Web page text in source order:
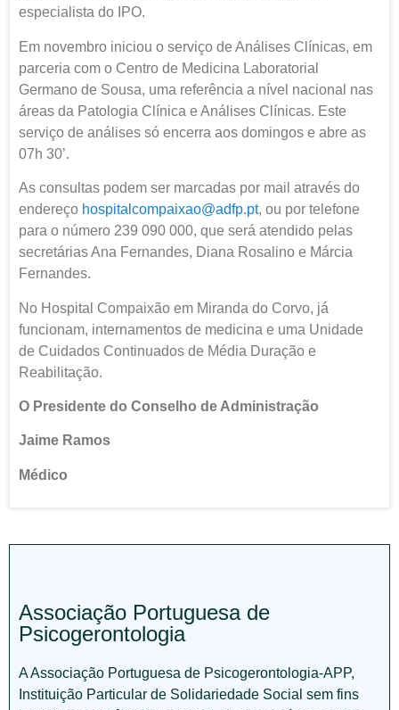
especialista do IPO.
Em novembro iniciou o serviço de Análises Clínicas, em
parceria com o Centro de Medicina Laboratorial
Germano de Sousa, uma referência a nível nacional nas
áreas da Patologia Clínica e Análises Clínicas. Este
serviço de análises só encerra aos domingos e abre as
07h 30’.
As consultas podem ser marcadas por mail através do
endereço hospitalcompaixao@adfp.pt, ou por telefone
para o número 239 090 000, que será atendido pelas
secretárias Ana Fernandes, Diana Rosalino e Márcia
Fernandes.
No Hospital Compaixão em Miranda do Corvo, já
funcionam, internamentos de medicina e uma Unidade
de Cuidados Continuados de Média Duração e
Reabilitação.
O Presidente do Conselho de Administração
Jaime Ramos
Médico
Associação Portuguesa de
Psicogerontologia
A Associação Portuguesa de Psicogerontologia-APP,
Instituição Particular de Solidariedade Social sem fins